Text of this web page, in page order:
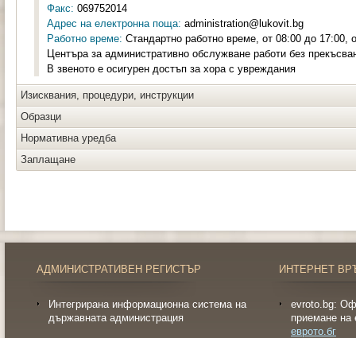
Факс: 069752014
Адрес на електронна поща: administration@lukovit.bg
Работно време: Стандартно работно време, от 08:00 до 17:00,
Центъра за административно обслужване работи без
В звеното е осигурен достъп за хора с увреждания
Изисквания, процедури, инструкции
Образци
Нормативна уредба
Заплащане
АДМИНИСТРАТИВЕН РЕГИСТЪР
Интегрирана информационна система на
държавната администрация
ИНТЕРНЕТ
evroto.bg:
приемане на
еврото.бг